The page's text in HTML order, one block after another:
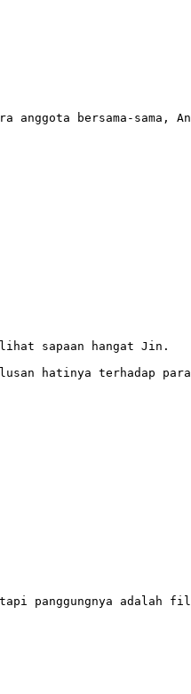
anggota bersama-sama,
sapaan hangat Jin.
hatinya terhadap para
panggungnya adalah